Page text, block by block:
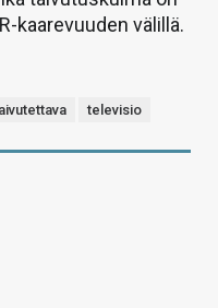
kaarevuuden välillä.
televisio